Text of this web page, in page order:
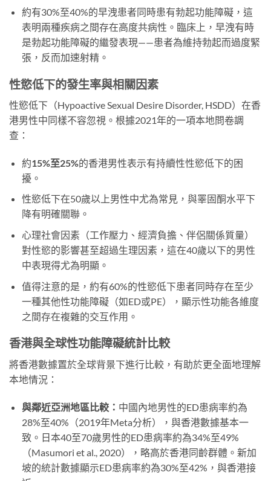
約有30%至40%的早洩患者同時患有勃起功能障礙，這
表明兩種疾病之間存在高度共病性。臨床上，早洩有時
是勃起功能障礙的繼發表現——患者為維持勃起而過度緊
張，反而加速射精。
性慾低下的發生率與相關因素
性慾低下（Hypoactive Sexual Desire Disorder, HSDD）在香
港男性中同樣不容忽視。根據2021年的一項本地問卷調
查：
約15%至25%的香港男性表示有持續性性慾低下的困
擾。
性慾低下在50歲以上男性中尤為常見，與睪固酮水平下
降有明確關聯。
心理社會因素（工作壓力、經濟負擔、伴侶關係質量）
對性慾的影響甚至超過生理因素，這在40歲以下的男性
中表現得尤為明顯。
值得注意的是，約有60%的性慾低下患者同時存在至少
一種其他性功能障礙（如ED或PE），顯示性功能各維度
之間存在複雜的交互作用。
香港與全球性功能障礙統計比較
將香港數據置於全球背景下進行比較，有助於更全面地理解
本地情況：
與鄰近亞洲地區比較： 中國內地男性的ED患病率約為
28%至40%（2019年Meta分析），與香港數據基本一
致。日本40至70歲男性的ED患病率約為34%至49%
（Masumori et al., 2020），略高於香港同齡群體。新加
坡的統計數據顯示ED患病率約為30%至42%，與香港接